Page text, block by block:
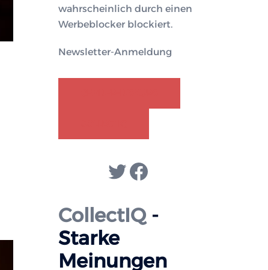
wahrscheinlich durch einen
Werbeblocker blockiert.
Newsletter-Anmeldung
Twitter
Facebook
CollectIQ-
Starke
Meinungen